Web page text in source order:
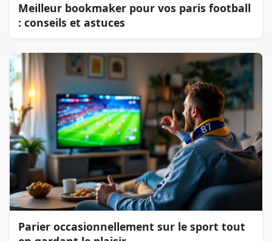
Meilleur bookmaker pour vos paris football
: conseils et astuces
Parier occasionnellement sur le sport tout